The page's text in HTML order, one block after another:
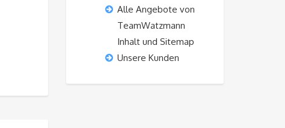
Alle Angebote von
TeamWatzmann
Inhalt und Sitemap
Unsere Kunden